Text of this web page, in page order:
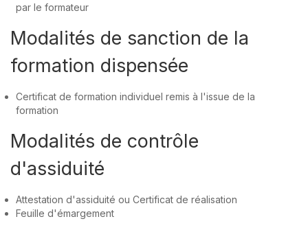
par le formateur
Modalités de sanction de la
formation dispensée
Certificat de formation individuel remis à l'issue de la
formation
Modalités de contrôle
d'assiduité
Attestation d'assiduité ou Certificat de réalisation
Feuille d'émargement